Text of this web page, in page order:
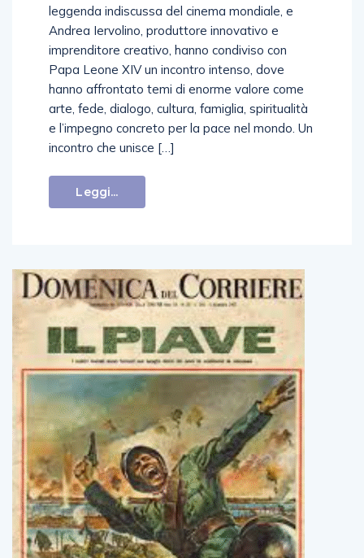
leggenda indiscussa del cinema mondiale, e
Andrea Iervolino, produttore innovativo e
imprenditore creativo, hanno condiviso con
Papa Leone XIV un incontro intenso, dove
hanno affrontato temi di enorme valore come
arte, fede, dialogo, cultura, famiglia, spiritualità
e l’impegno concreto per la pace nel mondo. Un
incontro che unisce […]
Leggi...